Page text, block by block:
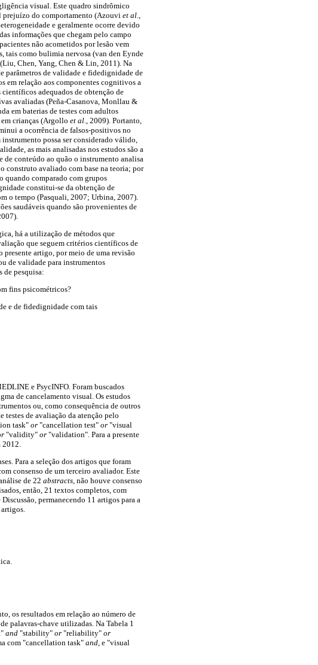
visual. Este quadro sindrômico
prejuízo do comportamento (Azouvi et al.
e geralmente ocorre devido
informações que chegam pelo campo
não acometidos por lesão vem
tais como bulimia nervosa (van den Eynde
Chen, Yang, Chen & Lin, 2011). Na
parâmetros de validade e fidedignidade de
em relação aos componentes cognitivos a
científicos adequados de obtenção de
avaliadas (Peña-Casanova, Monllau &
em baterias de testes com adultos
crianças (Argollo et al. , 2009). Portanto,
a ocorrência de falsos-positivos no
possa ser considerado válido,
as mais analisadas nos estudos são a
conteúdo ao quão o instrumento analisa
construto avaliado com base na teoria; por
quando comparado com grupos
constitui-se da obtenção de
o tempo (Pasquali, 2007; Urbina, 2007).
saudáveis quando são provenientes de
há a utilização de métodos que
que seguem critérios científicos de
artigo, por meio de uma revisão
de validade para instrumentos
de pesquisa:
fins psicométricos?
e de fidedignidade com tais
e PsycINFO. Foram buscados
de cancelamento visual. Os estudos
ou, como consequência de outros
testes de avaliação da atenção pelo
task" or "cancellation test" or "visual
"validity" or "validation". Para a presente
Para a seleção dos artigos que foram
consenso de um terceiro avaliador. Este
de 22 abstracts, não houve consenso
então, 21 textos completos, com
permanecendo 11 artigos para a
artigos.
os resultados em relação ao número de
palavras-chave utilizadas. Na Tabela 1
and "stability" or "reliability" or
com "cancellation task" and, e "visual